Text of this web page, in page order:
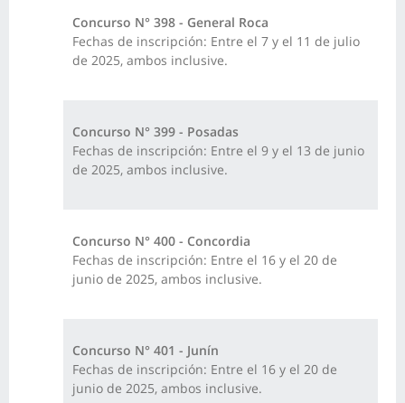
Concurso N° 398 - General Roca
Fechas de inscripción: Entre el 7 y el 11 de julio
de 2025, ambos inclusive.
Concurso N° 399 - Posadas
Fechas de inscripción: Entre el 9 y el 13 de junio
de 2025, ambos inclusive.
Concurso N° 400 - Concordia
Fechas de inscripción: Entre el 16 y el 20 de
junio de 2025, ambos inclusive.
Concurso N° 401 - Junín
Fechas de inscripción: Entre el 16 y el 20 de
junio de 2025, ambos inclusive.